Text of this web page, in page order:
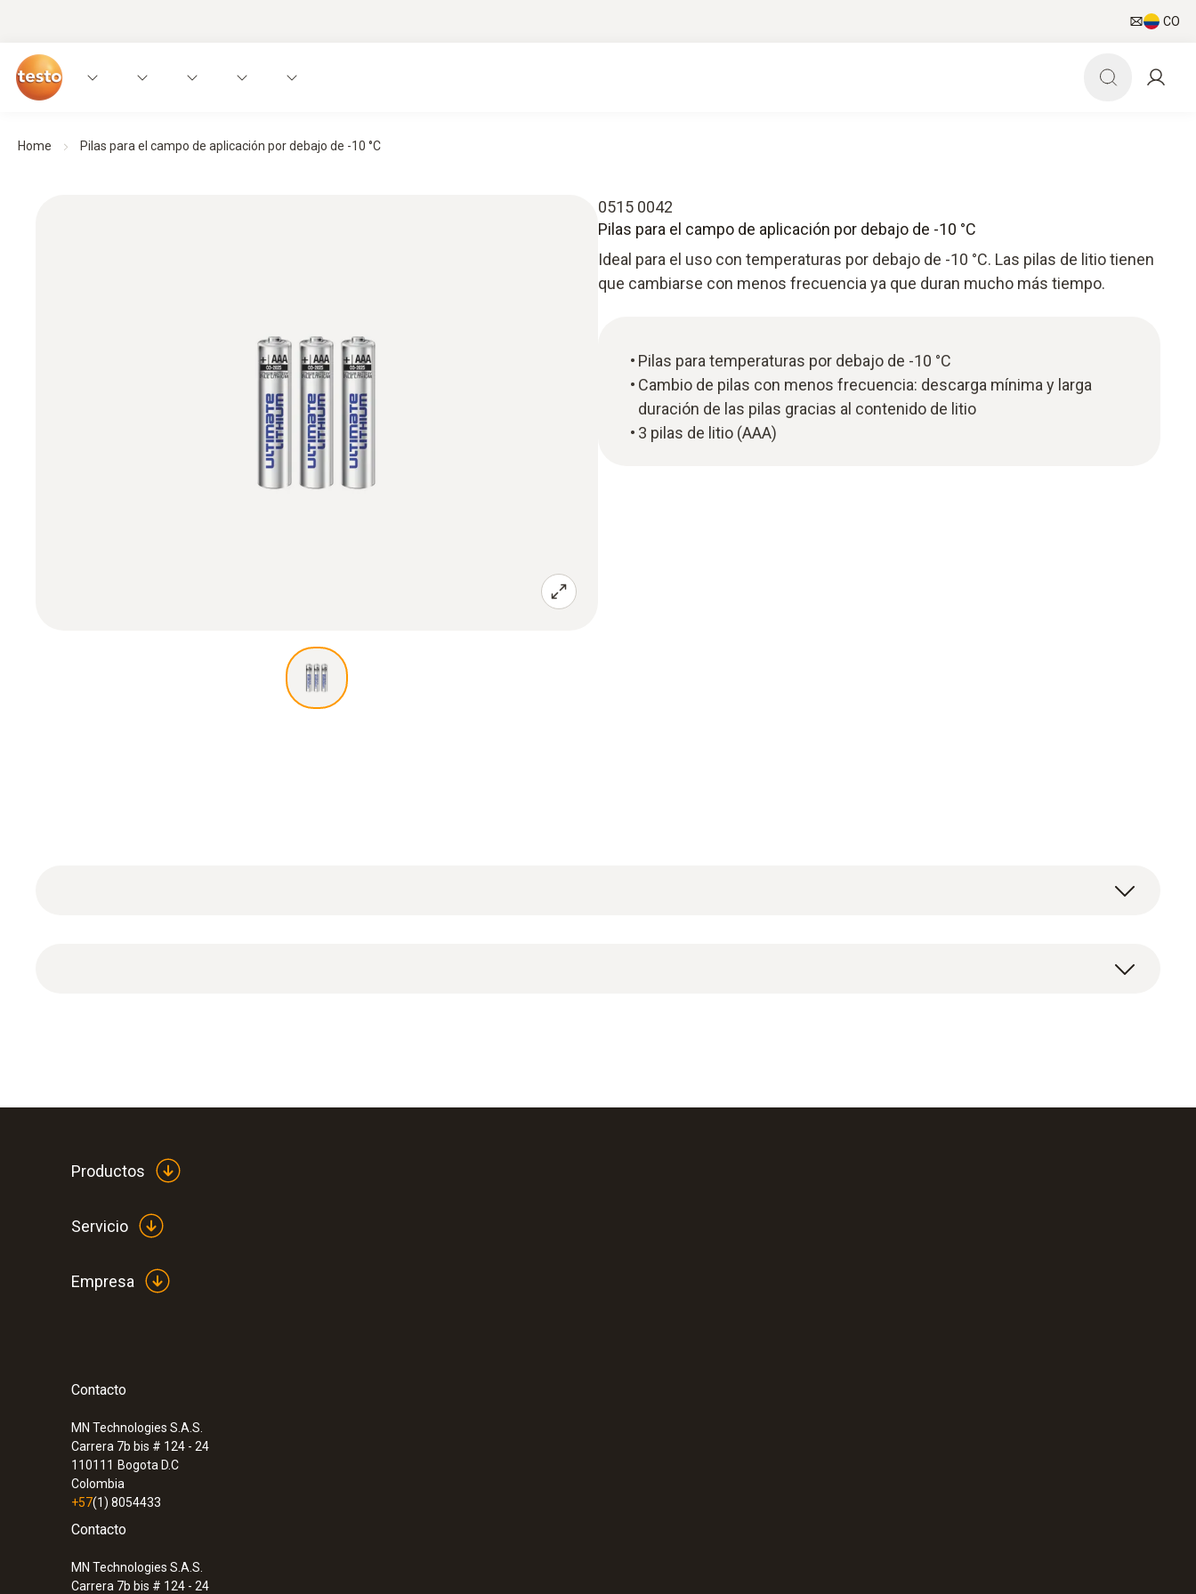
CO
Home Pilas para el campo de aplicación por debajo de -10 °C
0515 0042
Pilas para el campo de aplicación por debajo de -10 °C
Ideal para el uso con temperaturas por debajo de -10 °C. Las pilas de litio tienen
que cambiarse con menos frecuencia ya que duran mucho más tiempo.
Pilas para temperaturas por debajo de -10 °C
Cambio de pilas con menos frecuencia: descarga mínima y larga
duración de las pilas gracias al contenido de litio
3 pilas de litio (AAA)
:0572 1754
Productos
Servicio
Empresa
Contacto
MN Technologies S.A.S.
Carrera 7b bis # 124 - 24
110111 Bogota D.C
Colombia
+57(1) 8054433
Contacto
MN Technologies S.A.S.
Carrera 7b bis # 124 - 24